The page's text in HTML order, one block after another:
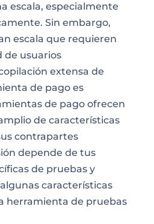
escala, especialmente
Sin embargo,
escala que requieren
de usuarios
extensa de
de pago es
de pago ofrecen
de características
contrapartes
depende de tus
de pruebas y
características
herramienta de pruebas